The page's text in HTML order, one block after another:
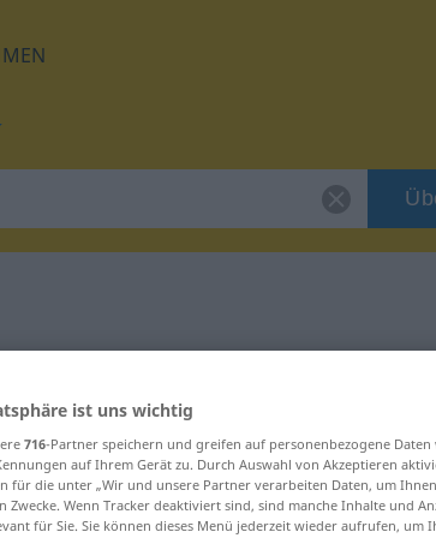
für "gekünstelt"
ist uns wichtig
716-Partner speichern und greifen auf personenbezogene
auf Ihrem Gerät zu. Durch Auswahl von Akzeptieren
für die unter „Wir und unsere Partner verarbeiten Daten, um
Zwecke. Wenn Tracker deaktiviert sind, sind manche Inhalte und
für Sie. Sie können dieses Menü jederzeit wieder aufrufen, um